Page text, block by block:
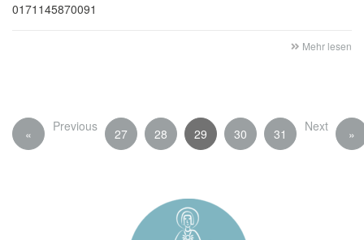
0171145870091
Mehr lesen
« Previous 27 28 29 30 31 Next »